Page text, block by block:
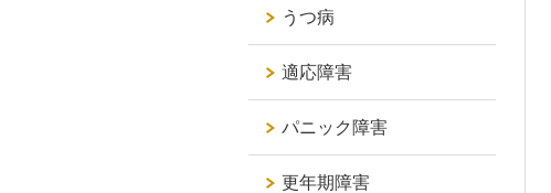
うつ病
適応障害
パニック障害
更年期障害